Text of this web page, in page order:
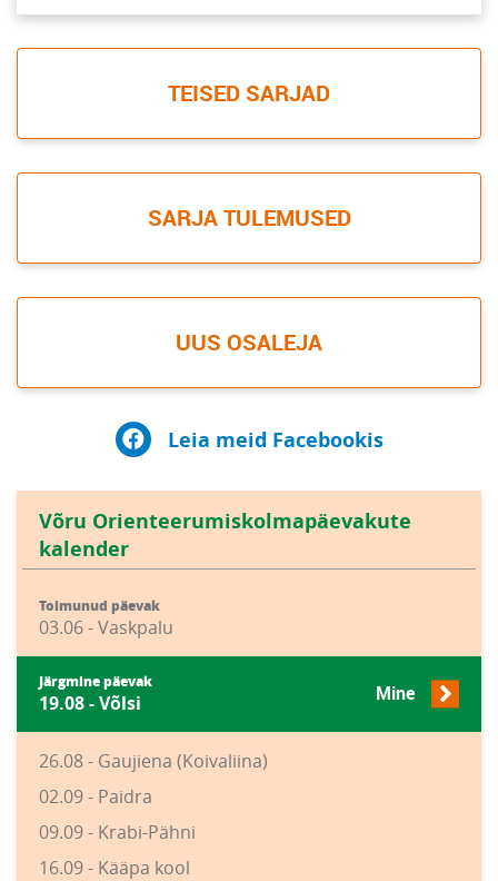
TEISED SARJAD
SARJA TULEMUSED
UUS OSALEJA
Leia meid Facebookis
Võru Orienteerumiskolmapäevakute
kalender
Toimunud päevak
03.06 - Vaskpalu
Järgmine päevak
19.08 - Võlsi Mine
26.08 - Gaujiena (Koivaliina)
02.09 - Paidra
09.09 - Krabi-Pähni
16.09 - Kääpa kool